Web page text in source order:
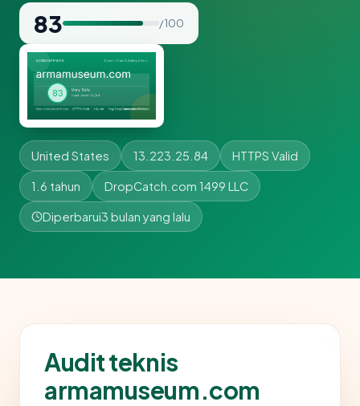
83 / 100
United States 13.223.25.84 HTTPS Valid
1.6 tahun DropCatch.com 1499 LLC
Diperbarui3 bulan yang lalu
Audit teknis
armamuseum.com